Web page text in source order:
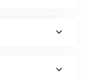
expand_more
expand_more